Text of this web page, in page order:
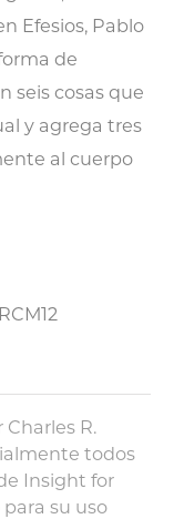
Efesios, Pablo
de
seis cosas que
y agrega tres
al cuerpo
R.
todos
Insight for
para su uso